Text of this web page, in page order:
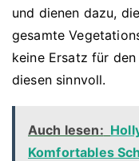
und dienen dazu,
gesamte
keine Ersatz für
diesen sinnvoll.
Auch lesen:
Komfortables